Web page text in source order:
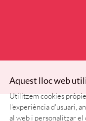
Aquest lloc web
Utilitzem cookies
l'experiència d'usuari,
al web i personalitzar el